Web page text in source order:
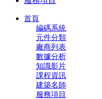
首頁
編碼系統
元件分類
廠商列表
數據分析
知識影片
課程資訊
建築名師
服務項目